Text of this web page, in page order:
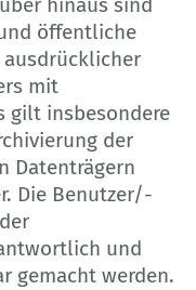
öffentliche
mit
gilt insbesondere
der
Datenträgern
Die Benutzer/-
und
gemacht werden.